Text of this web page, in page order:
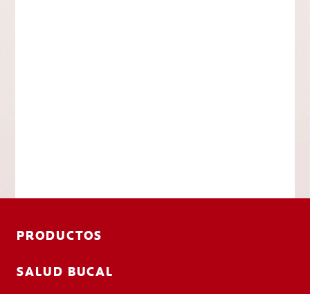
PRODUCTOS
SALUD BUCAL